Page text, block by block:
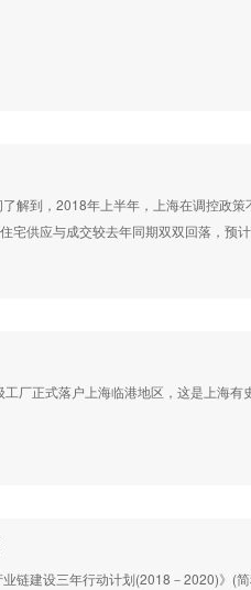
到，2018年上半年，上海在调控政策
宅供应与成交较去年同期双双回落，预
正式落户上海临港地区，这是上海有
建设三年行动计划(2018－2020)》(